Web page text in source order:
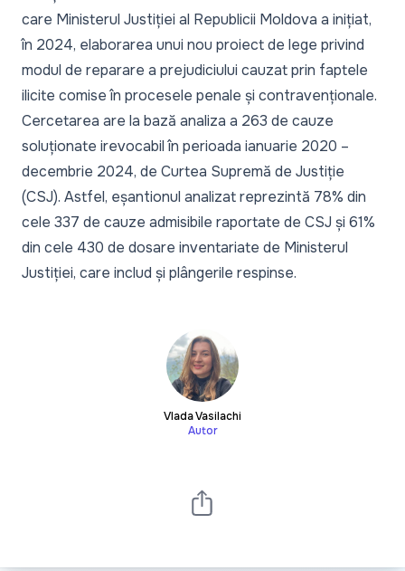
care Ministerul Justiției al Republicii Moldova a inițiat,
în 2024, elaborarea unui nou proiect de lege privind
modul de reparare a prejudiciului cauzat prin faptele
ilicite comise în procesele penale și contravenționale.
Cercetarea are la bază analiza a 263 de cauze
soluționate irevocabil în perioada ianuarie 2020 –
decembrie 2024, de Curtea Supremă de Justiție
(CSJ). Astfel, eșantionul analizat reprezintă 78% din
cele 337 de cauze admisibile raportate de CSJ și 61%
din cele 430 de dosare inventariate de Ministerul
Justiției, care includ și plângerile respinse.
Vlada Vasilachi
Autor